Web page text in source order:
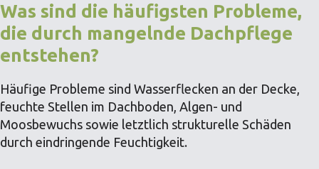
Was sind die häufigsten Probleme,
die durch mangelnde Dachpflege
entstehen?
Häufige Probleme sind Wasserflecken an der Decke,
feuchte Stellen im Dachboden, Algen- und
Moosbewuchs sowie letztlich strukturelle Schäden
durch eindringende Feuchtigkeit.